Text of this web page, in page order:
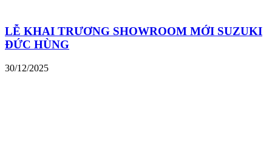
LỄ KHAI TRƯƠNG SHOWROOM MỚI SUZUKI
ĐỨC HÙNG
30/12/2025